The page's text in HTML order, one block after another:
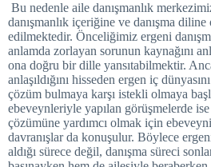
Bu nedenle aile danışmanlık
danışmanlık içeriğine ve danışma
edilmektedir. Önceliğimiz ergeni
anlamda zorlayan sorunun kaynağını
ona doğru bir dille yansıtabilmektir.
anlaşıldığını hisseden ergen iç
çözüm bulmaya karşı istekli olmaya
ebeveynleriyle yapılan görüşmelerde ise
çözümüne yardımcı olmak için
davranışlar da konuşulur. Böylece
aldığı sürece değil, danışma süreci